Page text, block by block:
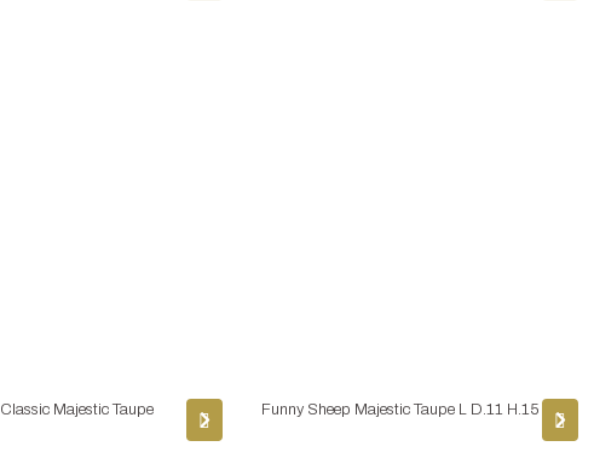
Majestic Taupe
Funny Sheep Majestic Taupe L D.11 H.15